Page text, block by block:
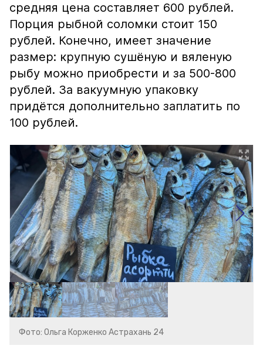
средняя цена составляет 600 рублей.
Порция рыбной соломки стоит 150
рублей. Конечно, имеет значение
размер: крупную сушёную и вяленую
рыбу можно приобрести и за 500-800
рублей. За вакуумную упаковку
придётся дополнительно заплатить по
100 рублей.
Фото: Ольга Корженко Астрахань 24